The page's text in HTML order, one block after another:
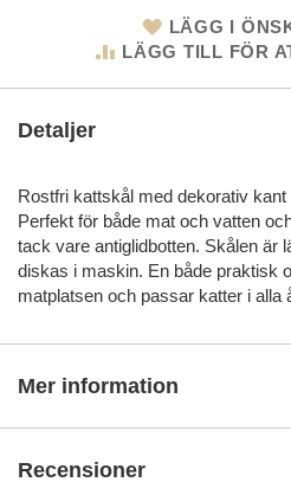
LÄGG I
LÄGG TILL FÖR
Detaljer
Rostfri kattskål med dekorativ
Perfekt för både mat och vatten
tack vare antiglidbotten. Skålen är
diskas i maskin. En både praktisk
matplatsen och passar katter i alla
Mer information
Recensioner